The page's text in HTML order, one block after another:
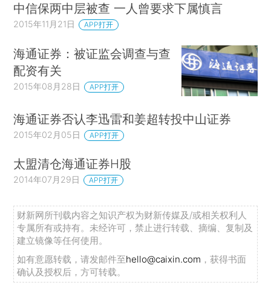
中信保两中层被查 一人曾要求下属慎言
2015年11月21日 APP打开
海通证券：被证监会调查与查
配资有关
2015年08月28日 APP打开
海通证券否认李迅雷和姜超转投中山证券
2015年02月05日 APP打开
太盟清仓海通证券H股
2014年07月29日 APP打开
财新网所刊载内容之知识产权为财新传媒及/或相关权利人
专属所有或持有。未经许可，禁止进行转载、摘编、复制及
建立镜像等任何使用。
如有意愿转载，请发邮件至hello@caixin.com ，获得书面
确认及授权后，方可转载。